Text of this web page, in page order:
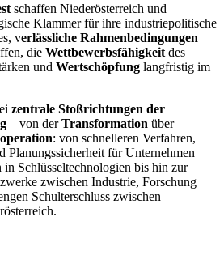
schaffen Niederösterreich und
Klammer für ihre industriepolitische
verlässliche Rahmenbedingungen
die Wettbewerbsfähigkeit des
und Wertschöpfung langfristig im
zentrale Stoßrichtungen der
– von derTransformation über
: von schnelleren Verfahren,
Planungssicherheit für Unternehmen
Schlüsseltechnologien bis hin zur
zwischen Industrie, Forschung
Schulterschluss zwischen